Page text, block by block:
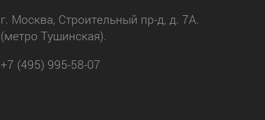
г. Москва, Строительный пр-д, д. 7А.
(метро Тушинская).
+7 (495) 995-58-07